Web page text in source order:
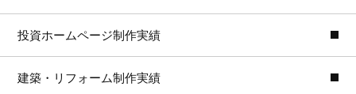
投資ホームページ制作実績
建築・リフォーム制作実績